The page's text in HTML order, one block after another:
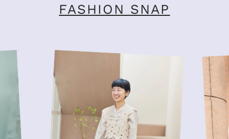
FASHION SNAP